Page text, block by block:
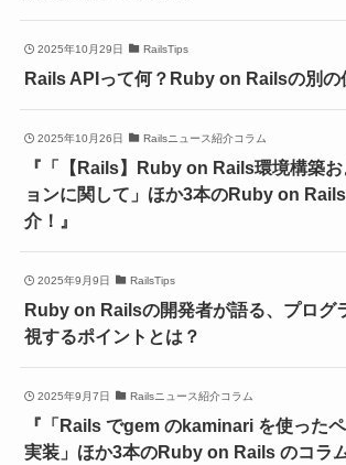
2025年10月29日 RailsTips
Rails APIって何？Ruby on Railsの別の
2025年10月26日 Railsニュース紹介コラム
『「【Rails】Ruby on Rails環境構築
ョンに関して」ほか3本のRuby on
介！』
2025年9月9日 RailsTips
Ruby on Railsの開発者が語る、プログ
視するポイントとは？
2025年9月7日 Railsニュース紹介コラム
『「Rails でgem のkaminari を使った
実装」ほか3本のRuby on Rails のコラ